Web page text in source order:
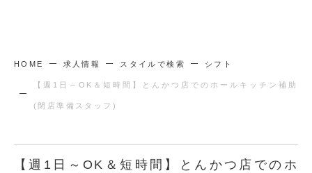
HOME 求人情報 スタイルで検索 シフト
【週1日～OK＆短時間】とんかつ店でのホールキッチン補助
(閉店準備スタッフ)
【週1日～OK＆短時間】とんかつ店でのホ